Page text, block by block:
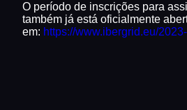
O período de inscrições para
também já está oficialmente
em: https://www.ibergrid.eu/